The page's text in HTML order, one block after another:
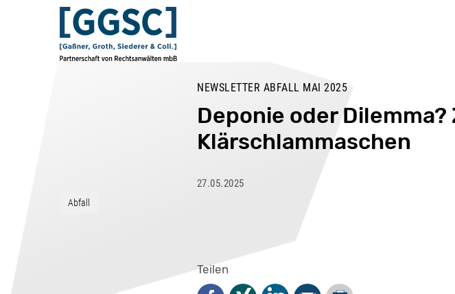
NEWSLETTER ABFALL MAI 2025
Deponie oder
Klärschlammaschen
27.05.2025
Abfall
Teilen